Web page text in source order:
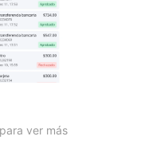
el respaldo por políticas
11mil dólares
palabra.
ver más